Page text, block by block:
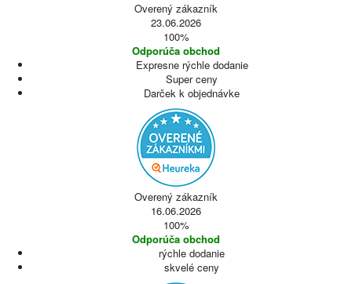
Overený zákazník
23.06.2026
100%
Odporúča obchod
Expresne rýchle dodanie
Super ceny
Darček k objednávke
Overený zákazník
16.06.2026
100%
Odporúča obchod
rýchle dodanie
skvelé ceny